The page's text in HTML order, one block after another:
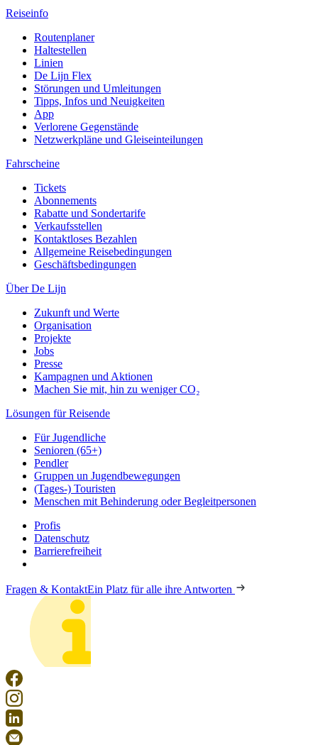
Reiseinfo
Routenplaner
Haltestellen
Linien
De Lijn Flex
Störungen und Umleitungen
Tipps, Infos und Neuigkeiten
App
Verlorene Gegenstände
Netzwerkpläne und Gleiseinteilungen
Fahrscheine
Tickets
Abonnements
Rabatte und Sondertarife
Verkaufsstellen
Kontaktloses Bezahlen
Allgemeine Reisebedingungen
Geschäftsbedingungen
Über De Lijn
Zukunft und Werte
Organisation
Projekte
Jobs
Presse
Kampagnen und Aktionen
Machen Sie mit, hin zu weniger CO₂
Lösungen für Reisende
Für Jugendliche
Senioren (65+)
Pendler
Gruppen un Jugendbewegungen
(Tages-) Touristen
Menschen mit Behinderung oder Begleitpersonen
Profis
Datenschutz
Barrierefreiheit
Fragen & KontaktEin Platz für alle ihre Antworten